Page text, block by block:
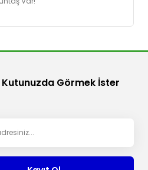
Kutunuzda Görmek İster